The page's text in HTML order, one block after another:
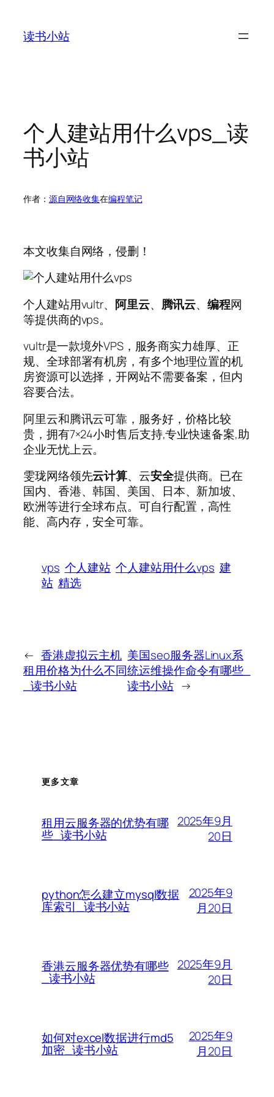
读书小站
个人建站用什么vps_读
书小站
作者： 源自网络收集在编程笔记
本文收集自网络，侵删！
个人建站用vultr、 阿里云、 腾讯云、编程网
等提供商的vps。
vultr是一款境外VPS，服务商实力雄厚、正
规、全球部署有机房，有多个地理位置的机
房资源可以选择，开网站不需要备案，但内
容要合法。
阿里云和腾讯云可靠，服务好，价格比较
贵，拥有7×24小时售后支持,专业快速备案,助
企业无忧上云。
雯珑网络领先云计算、云安全提供商。已在
国内、香港、韩国、美国、日本、新加坡、
欧洲等进行全球布点。可自行配置，高性
能、高内存，安全可靠。
vps 个人建站 个人建站用什么vps 建
站 精选
← 香港虚拟云主机
租用价格为什么不同
_读书小站
美国seo服务器Linux系
统运维操作命令有哪些_
读书小站 →
更多文章
租用云服务器的优势有哪
些_读书小站
2025年9月
20日
python怎么建立mysql数据
库索引_读书小站
2025年9
月20日
香港云服务器优势有哪些
_读书小站
2025年9月
20日
如何对excel数据进行md5
加密_读书小站
2025年9
月20日